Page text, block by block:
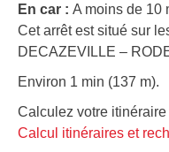
En car : A moins de 10
Cet arrêt est situé sur
DECAZEVILLE –
Environ 1 min (137 m).
Calculez votre
Calcul itinéraires et